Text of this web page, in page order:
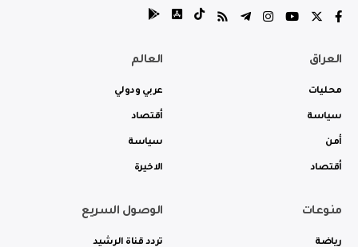
العراق
محليات
سياسة
أمن
أقتصاد
العالم
عربي ودولي
أقتصاد
سياسة
الاخيرة
منوعات
رياضة
الوصول السريع
تردد قناة الرشيد